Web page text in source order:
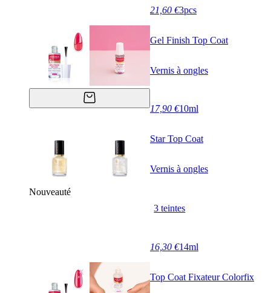
21,60 €3pcs
Gel Finish Top Coat
Vernis à ongles
17,90 €10ml
Nouveauté
Star Top Coat
Vernis à ongles
3 teintes
16,30 €14ml
Top Coat Fixateur Colorfix